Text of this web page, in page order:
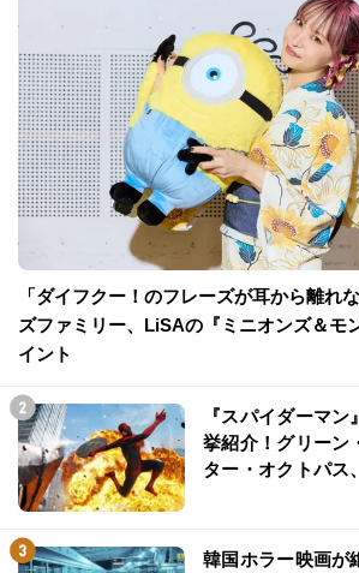
「ダイフクー！のフレーズが耳から離れ
ズファミリー、LiSAの『ミニオンズ＆モ
イント
『スパイダーマ
挙紹介！グリーン
ター・オクトパス
韓国ホラー映画が